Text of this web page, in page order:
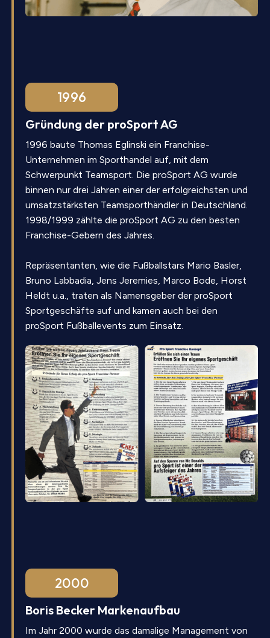
1996
Gründung der proSport AG
1996 baute Thomas Eglinski ein Franchise-
Unternehmen im Sporthandel auf, mit dem
Schwerpunkt Teamsport. Die proSport AG wurde
binnen nur drei Jahren einer der erfolgreichsten und
umsatzstärksten Teamsporthändler in Deutschland.
1998/1999 zählte die proSport AG zu den besten
Franchise-Gebern des Jahres.
Repräsentanten, wie die Fußballstars Mario Basler,
Bruno Labbadia, Jens Jeremies, Marco Bode, Horst
Heldt u.a., traten als Namensgeber der proSport
Sportgeschäfte auf und kamen auch bei den
proSport Fußballevents zum Einsatz.
2000
Boris Becker Markenaufbau
Im Jahr 2000 wurde das damalige Management von